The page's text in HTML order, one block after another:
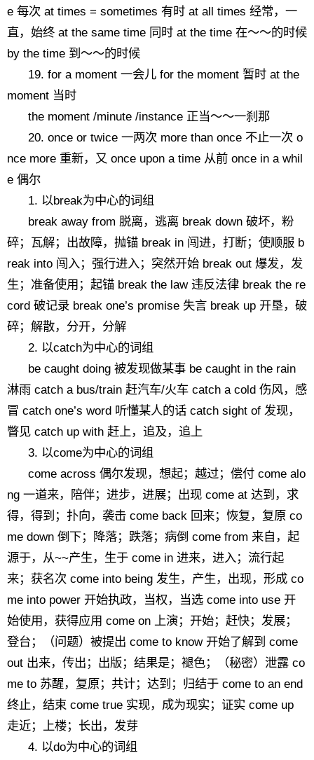
e 每次 at times = sometimes 有时 at all times 经常，一
直，始终 at the same time 同时 at the time 在～～的时候
by the time 到～～的时候
19. for a moment 一会儿 for the moment 暂时 at the
moment 当时
the moment /minute /instance 正当～～一刹那
20. once or twice 一两次 more than once 不止一次 o
nce more 重新，又 once upon a time 从前 once in a whil
e 偶尔
1. 以break为中心的词组
break away from 脱离，逃离 break down 破坏，粉
碎；瓦解；出故障，抛锚 break in 闯进，打断；使顺服 b
reak into 闯入；强行进入；突然开始 break out 爆发，发
生；准备使用；起锚 break the law 违反法律 break the re
cord 破记录 break one’s promise 失言 break up 开垦，破
碎；解散，分开，分解
2. 以catch为中心的词组
be caught doing 被发现做某事 be caught in the rain
淋雨 catch a bus/train 赶汽车/火车 catch a cold 伤风，感
冒 catch one’s word 听懂某人的话 catch sight of 发现，
瞥见 catch up with 赶上，追及，追上
3. 以come为中心的词组
come across 偶尔发现，想起；越过；偿付 come alo
ng 一道来，陪伴；进步，进展；出现 come at 达到，求
得，得到；扑向，袭击 come back 回来；恢复，复原 co
me down 倒下；降落；跌落；病倒 come from 来自，起
源于，从~~产生，生于 come in 进来，进入；流行起
来；获名次 come into being 发生，产生，出现，形成 co
me into power 开始执政，当权，当选 come into use 开
始使用，获得应用 come on 上演；开始；赶快；发展；
登台；（问题）被提出 come to know 开始了解到 come
out 出来，传出；出版；结果是；褪色；（秘密）泄露 co
me to 苏醒，复原；共计；达到；归结于 come to an end
终止，结束 come true 实现，成为现实；证实 come up
走近；上楼；长出，发芽
4. 以do为中心的词组